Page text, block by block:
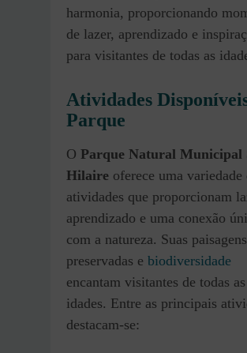
harmonia, proporcionando
de lazer, aprendizado e
para visitantes de todas as
Atividades
Parque
O Parque Natural Municipal
Hilaire oferece uma variedade
atividades que proporcionam
aprendizado e uma conexão
com a natureza. Suas paisagens
preservadas e biodiversidade
encantam visitantes de todas as
idades. Entre as principais
destacam-se: